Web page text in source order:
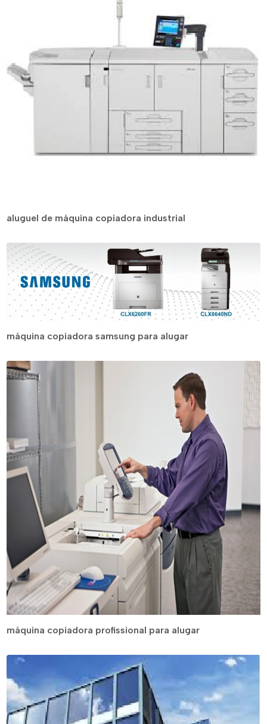
aluguel de máquina copiadora industrial
máquina copiadora samsung para alugar
máquina copiadora profissional para alugar